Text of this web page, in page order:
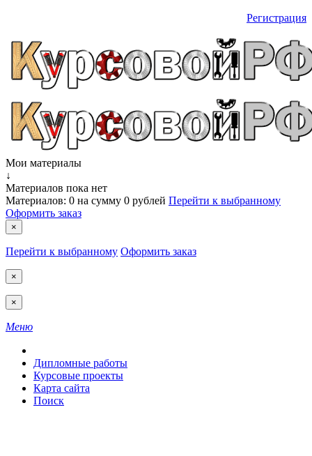
Регистрация
Мои материалы
↓
Материалов пока нет
Материалов: 0 на сумму 0 рублей Перейти к выбранному
Оформить заказ
×
Перейти к выбранному Оформить заказ
×
×
Меню
Дипломные работы
Курсовые проекты
Карта сайта
Поиск